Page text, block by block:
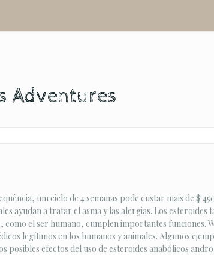
Adventures
um ciclo de 4 semanas pode custar mais de $
ayudan a tratar el asma y las alergias. Los
como el ser humano, cumplen importantes funciones.
legítimos en los humanos y animales. Algunos
posibles efectos del uso de esteroides anabólicos